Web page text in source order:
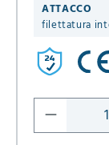
ATTACCO
filettatura